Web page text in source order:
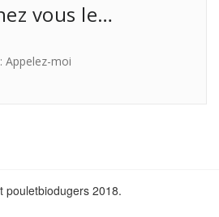
vous le…
Appelez-moi
pouletbiodugers 2018.